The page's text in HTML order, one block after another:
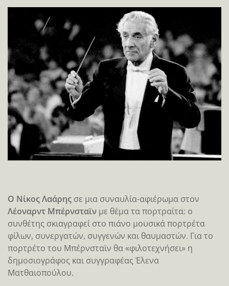
Ο Νίκος Λαάρης σε μια συναυλία-αφιέρωμα στον
Λέοναρντ Μπέρνσταϊν με θέμα τα πορτραίτα: ο
συνθέτης σκιαγραφεί στο πιάνο μουσικά πορτρέτα
φίλων, συνεργατών, συγγενών και θαυμαστών. Για το
πορτρέτο του Μπέρνσταϊν θα «φιλοτεχνήσει» η
δημοσιογράφος και συγγραφέας Έλενα
Ματθαιοπούλου.